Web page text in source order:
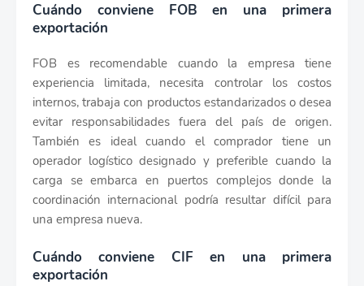
Cuándo conviene FOB en una primera
exportación
FOB es recomendable cuando la empresa tiene
experiencia limitada, necesita controlar los costos
internos, trabaja con productos estandarizados o desea
evitar responsabilidades fuera del país de origen.
También es ideal cuando el comprador tiene un
operador logístico designado y preferible cuando la
carga se embarca en puertos complejos donde la
coordinación internacional podría resultar difícil para
una empresa nueva.
Cuándo conviene CIF en una primera
exportación